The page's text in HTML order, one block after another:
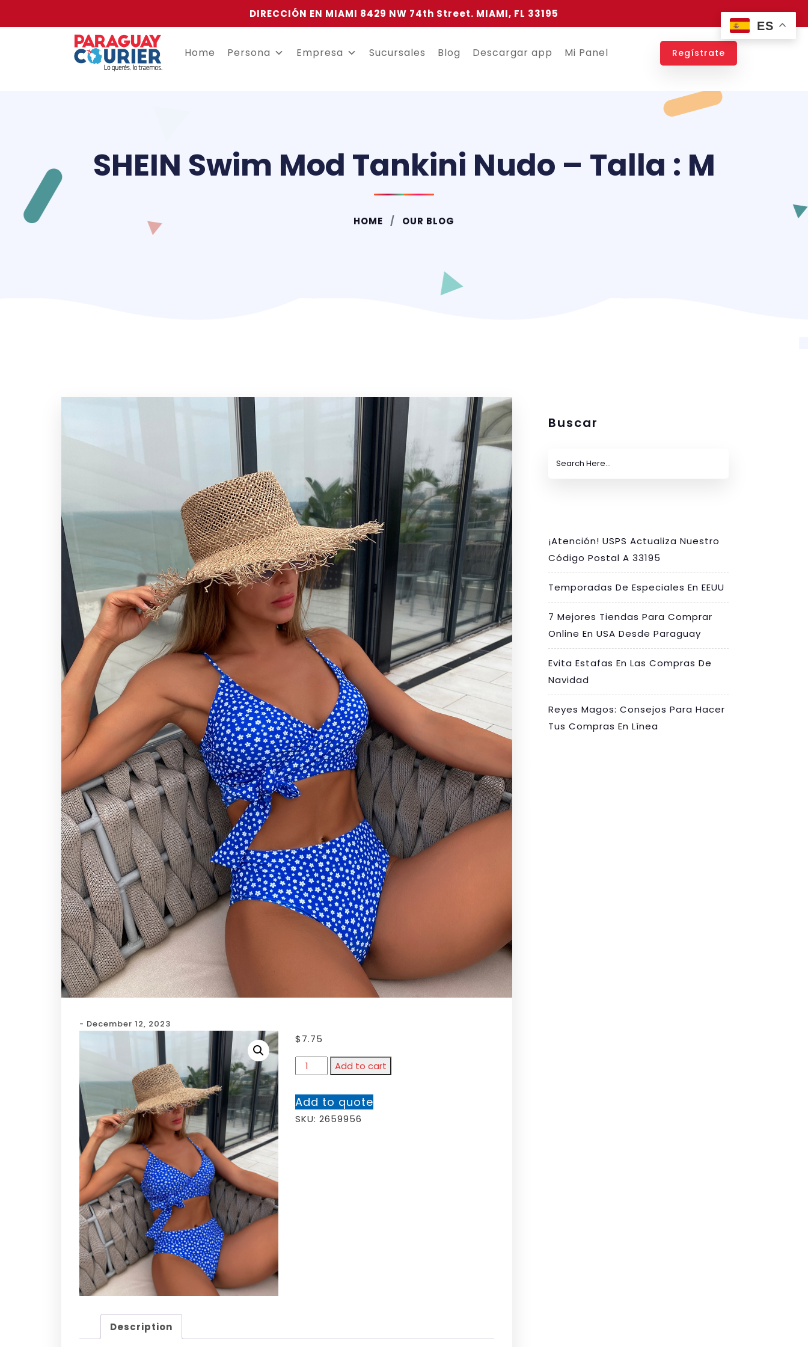
DIRECCIÓN EN MIAMI 8429 NW 74th Street. MIAMI, FL 33195
Home Persona Empresa Sucursales Blog Descargar app Mi Panel Regístrate
SHEIN Swim Mod Tankini Nudo – Talla : M
HOME OUR BLOG
- December 12, 2023
$7.75
Add to cart
Add to quote
SKU: 2659956
Description
Buscar
¡Atención! USPS Actualiza Nuestro
Código Postal A 33195
Temporadas De Especiales En EEUU
7 Mejores Tiendas Para Comprar
Online En USA Desde Paraguay
Evita Estafas En Las Compras De
Navidad
Reyes Magos: Consejos Para Hacer
Tus Compras En Línea
ES